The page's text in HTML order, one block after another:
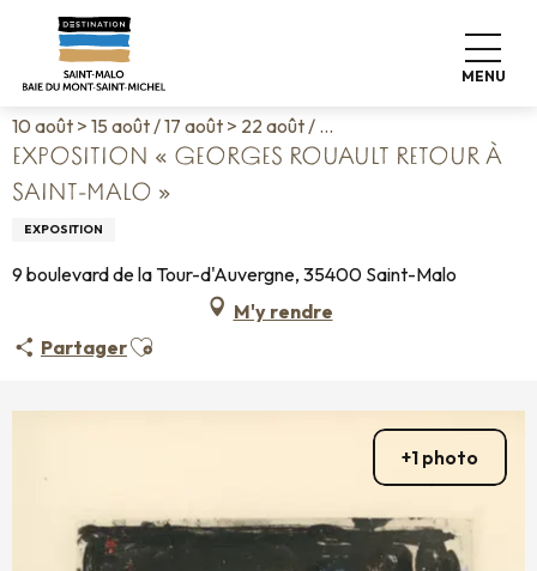
contenu
MENU
Accueil Vivre comme chez nous
Exposition « Georges Rouault retour à Saint-Malo »
10 août > 15 août / 17 août > 22 août / ...
EXPOSITION « GEORGES ROUAULT RETOUR À
SAINT-MALO »
EXPOSITION
9 boulevard de la Tour-d'Auvergne, 35400 Saint-Malo
M'y rendre
PartagerAjouter aux favoris
+1 photo